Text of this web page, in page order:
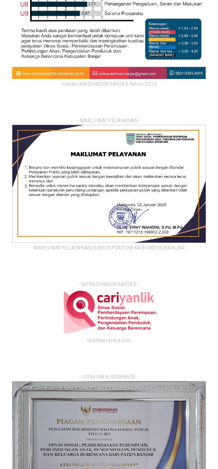
Indeks IKM DINSOSP3AP2KB Tahun 2026
- MAKLUMAT PELAYANAN -
MAKLUMAT PELAYANAN DINSOSP3AP2KB KABUPATEN BANJAR
- SIPPN DINSOSP3AP2KB -
Silahkan klik disini
- OPINI OMBUDSMAN RI: -